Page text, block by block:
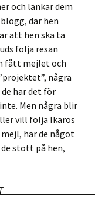
och länkar dem
där hen
att hen ska ta
följa resan
fått mejlet och
några
har det för
Men några blir
vill följa Ikaros
har de något
stött på hen,